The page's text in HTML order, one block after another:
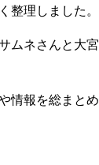
整理しました。
ムネさんと大宮
情報を総まとめ